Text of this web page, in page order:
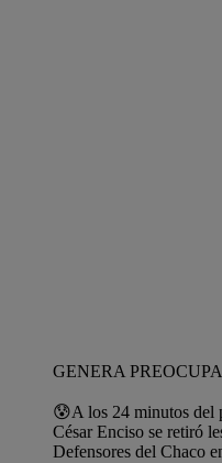
GENERA
😰A los 24 minutos del
César Enciso se retiró
Defensores del Chaco